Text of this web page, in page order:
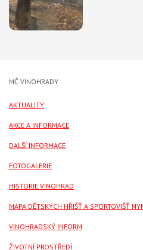
MČ VINOHRADY
AKTUALITY
AKCE A INFORMACE
DALŠÍ INFORMACE
FOTOGALERIE
HISTORIE VINOHRAD
MAPA DĚTSKÝCH HŘIŠŤ A SPORTOVIŠŤ
VINOHRADSKÝ INFORM
ŽIVOTNÍ PROSTŘEDÍ